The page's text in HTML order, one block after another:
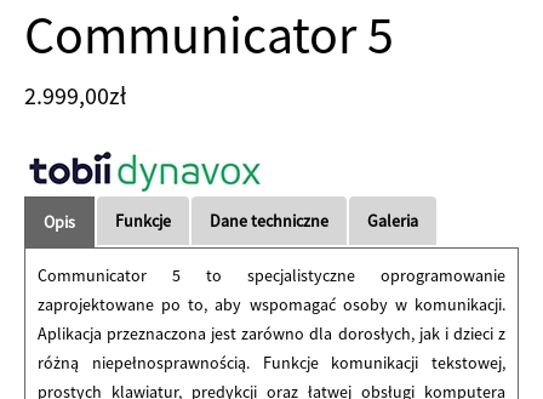
Communicator 5
2.999,00zł
Opis Funkcje Dane techniczne Galeria
Communicator 5 to specjalistyczne oprogramowanie
zaprojektowane po to, aby wspomagać osoby w komunikacji.
Aplikacja przeznaczona jest zarówno dla dorosłych, jak i dzieci z
różną niepełnosprawnością. Funkcje komunikacji tekstowej,
prostych klawiatur, predykcji oraz łatwej obsługi komputera